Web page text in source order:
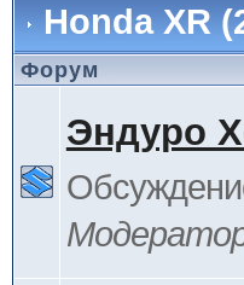
Honda XR
Форум
Эндуро